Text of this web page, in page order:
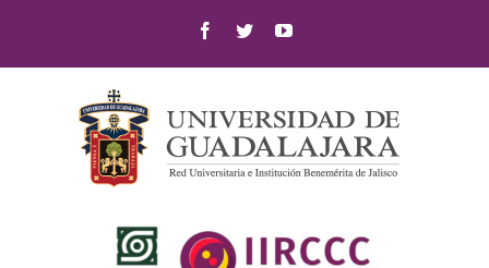
content
Facebook
TwitterYouTube